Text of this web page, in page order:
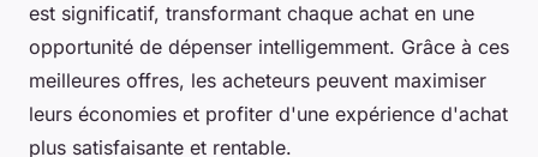
est significatif, transformant chaque achat en une
opportunité de dépenser intelligemment. Grâce à ces
meilleures offres, les acheteurs peuvent maximiser
leurs économies et profiter d'une expérience d'achat
plus satisfaisante et rentable.